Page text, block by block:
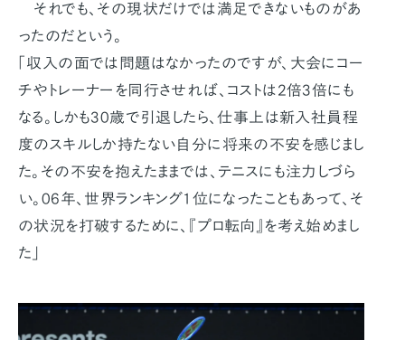
それでも、その現状だけでは満足できないものがあ
ったのだという。
「収入の面では問題はなかったのですが、大会にコー
チやトレーナーを同行させれば、コストは2倍3倍にも
なる。しかも30歳で引退したら、仕事上は新入社員程
度のスキルしか持たない自分に将来の不安を感じまし
た。その不安を抱えたままでは、テニスにも注力しづら
い。06年、世界ランキング1位になったこともあって、そ
の状況を打破するために、『プロ転向』を考え始めまし
た」